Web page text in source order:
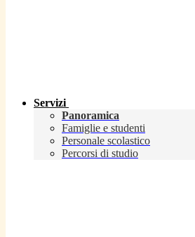
Servizi
Panoramica
Famiglie e studenti
Personale scolastico
Percorsi di studio